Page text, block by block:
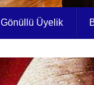
Gönüllü Üyelik